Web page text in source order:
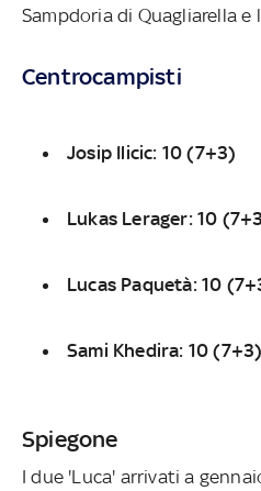
Sampdoria di Quagliarella e
Centrocampisti
Josip Ilicic: 10 (7+3)
Lukas Lerager: 10
Lucas Paquetà: 10
Sami Khedira: 10 (7+3)
Spiegone
I due 'Luca' arrivati a